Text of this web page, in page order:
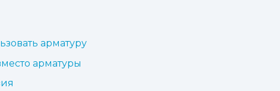
арматуру
арматуры